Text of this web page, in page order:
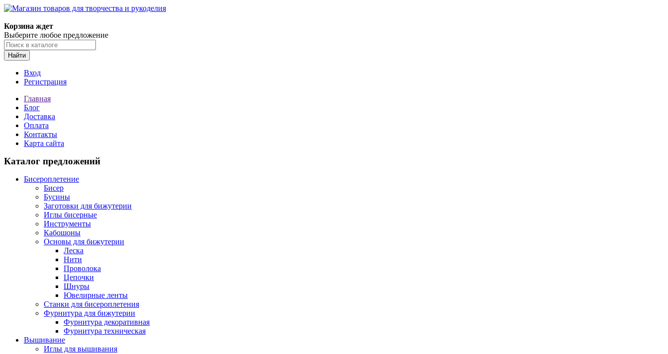
Корзина ждет
Выберите любое предложение
Найти
Вход
Регистрация
Главная
Блог
Доставка
Оплата
Контакты
Карта сайта
Каталог предложений
Бисероплетение
Бисер
Бусины
Заготовки для бижутерии
Иглы бисерные
Инструменты
Кабошоны
Основы для бижутерии
Леска
Нити
Проволока
Цепочки
Шнуры
Ювелирные ленты
Станки для бисероплетения
Фурнитура для бижутерии
Фурнитура декоративная
Фурнитура техническая
Вышивание
Иглы для вышивания